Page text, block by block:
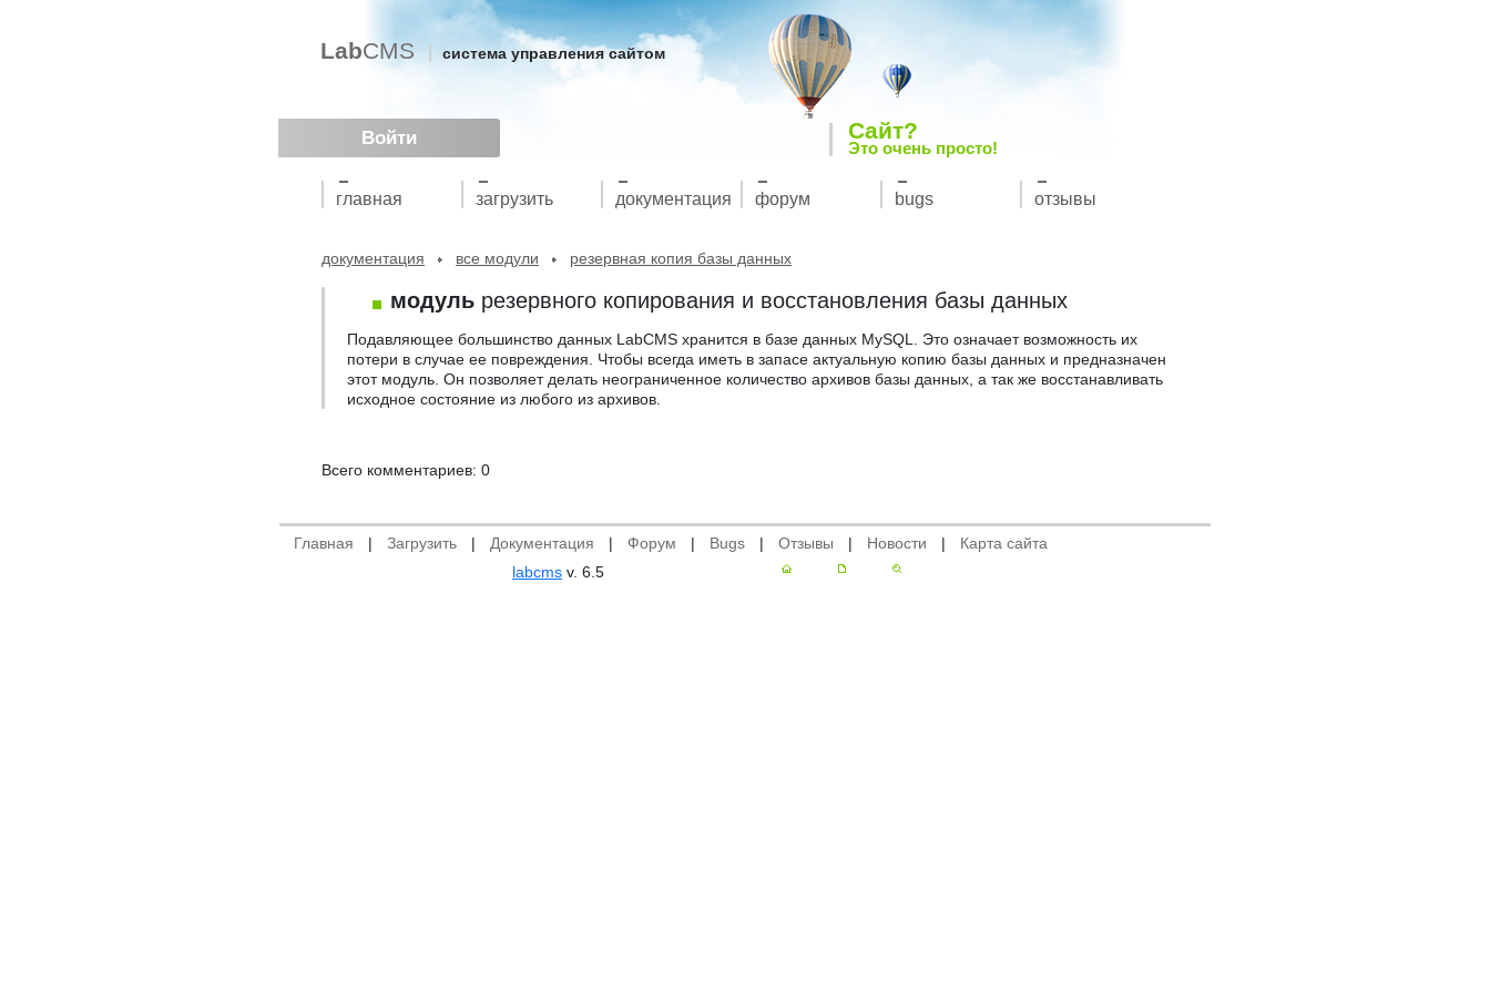
Войти
LabCMS система управления сайтом
Сайт?
Это очень просто!
главная загрузить документация форум bugs отзывы
документация все модули резервная копия базы данных
модуль резервного копирования и восстановления базы данных
Подавляющее большинство данных LabCMS хранится в базе данных MySQL. Это означает возможность их
потери в случае ее повреждения. Чтобы всегда иметь в запасе актуальную копию базы данных и предназначен
этот модуль. Он позволяет делать неограниченное количество архивов базы данных, а так же восстанавливать
исходное состояние из любого из архивов.
Всего комментариев: 0
Главная | Загрузить | Документация | Форум | Bugs | Отзывы | Новости |
Карта сайта
labcms v. 6.5